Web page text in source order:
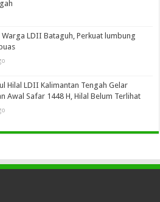
Warga LDII Bataguh, Perkuat lumbung
Hilal LDII Kalimantan Tengah Gelar
Awal Safar 1448 H, Hilal Belum Terlihat